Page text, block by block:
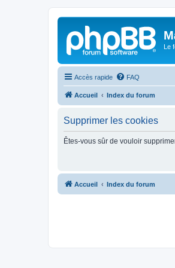
Le
Accès rapide FAQ
Accueil Index du forum
Supprimer les cookies
Êtes-vous sûr de vouloir
Accueil Index du forum